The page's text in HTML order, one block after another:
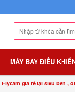
MÁY BAY ĐIỀU
Flycam giá rẻ lại siêu bền ,